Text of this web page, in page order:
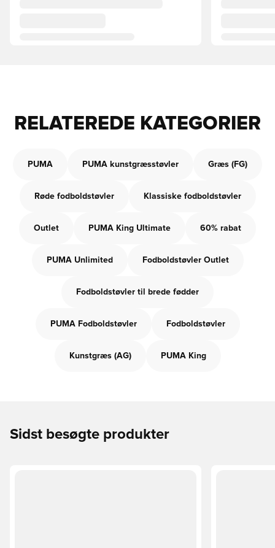
RELATEREDE KATEGORIER
PUMA PUMA kunstgræsstøvler Græs (FG)
Røde fodboldstøvler Klassiske fodboldstøvler
Outlet PUMA King Ultimate 60% rabat
PUMA Unlimited Fodboldstøvler Outlet
Fodboldstøvler til brede fødder
PUMA Fodboldstøvler Fodboldstøvler
Kunstgræs (AG) PUMA King
Sidst besøgte produkter